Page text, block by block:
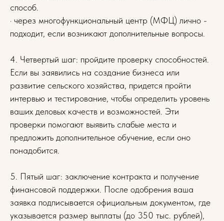
способ.
· через многофункциональный центр (МФЦ) лично -
подходит, если возникают дополнительные вопросы.
4. Четвертый шаг: пройдите проверку способностей.
Если вы заявились на создание бизнеса или
развитие сельского хозяйства, придется пройти
интервью и тестирование, чтобы определить уровень
ваших деловых качеств и возможностей. Эти
проверки помогают выявить слабые места и
предложить дополнительное обучение, если оно
понадобится.
5. Пятый шаг: заключение контракта и получение
финансовой поддержки. После одобрения ваша
заявка подписывается официальным документом, где
указывается размер выплаты (до 350 тыс. рублей),